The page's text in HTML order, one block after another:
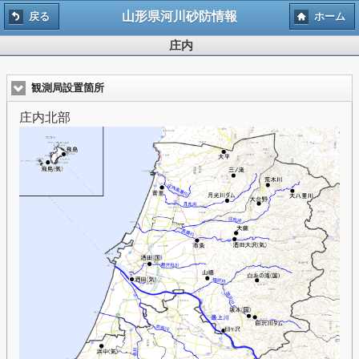
戻る 山形県河川砂防情報 ホーム
庄内
観測局設置箇所
庄内北部